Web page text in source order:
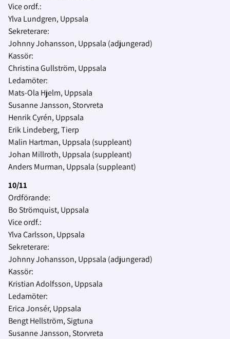
Vice ordf.:
Ylva Lundgren, Uppsala
Sekreterare:
Johnny Johansson, Uppsala (adjungerad)
Kassör:
Christina Gullström, Uppsala
Ledamöter:
Mats-Ola Hjelm, Uppsala
Susanne Jansson, Storvreta
Henrik Cyrén, Uppsala
Erik Lindeberg, Tierp
Malin Hartman, Uppsala (suppleant)
Johan Millroth, Uppsala (suppleant)
Anders Murman, Uppsala (suppleant)
10/11
Ordförande:
Bo Strömquist, Uppsala
Vice ordf.:
Ylva Carlsson, Uppsala
Sekreterare:
Johnny Johansson, Uppsala (adjungerad)
Kassör:
Kristian Adolfsson, Uppsala
Ledamöter:
Erica Jonsér, Uppsala
Bengt Hellström, Sigtuna
Susanne Jansson, Storvreta